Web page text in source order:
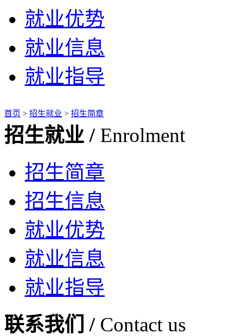
就业优势
就业信息
就业指导
首页 > 招生就业 > 招生简章
招生就业 / Enrolment
招生简章
招生信息
就业优势
就业信息
就业指导
联系我们 / Contact us